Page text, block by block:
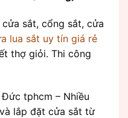
sắt, cổng sắt, cửa
lua sắt uy tín giá rẻ
thợ giỏi. Thi công
tphcm – Nhiều
lắp đặt cửa sắt từ